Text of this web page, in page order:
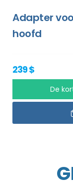
Adapter
hoofd
239 $
De